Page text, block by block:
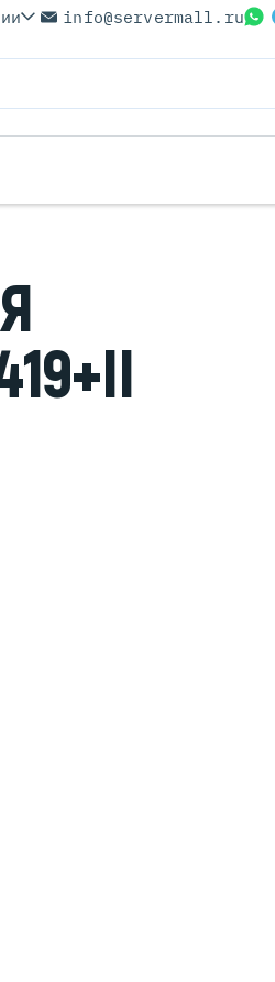
Серверы ASUS
Серверы SUPERMICRO
Серверы Huawei
info@servermall.ru